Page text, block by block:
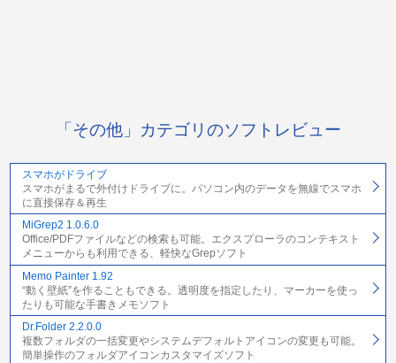
「その他」カテゴリのソフトレビュー
スマホがドライブ
スマホがまるで外付けドライブに。パソコン内のデータを無線でスマホ
に直接保存＆再生
MiGrep2 1.0.6.0
Office/PDFファイルなどの検索も可能。エクスプローラのコンテキスト
メニューからも利用できる、軽快なGrepソフト
Memo Painter 1.92
“動く壁紙”を作ることもできる。透明度を指定したり、マーカーを使っ
たりも可能な手書きメモソフト
Dr.Folder 2.2.0.0
複数フォルダの一括変更やシステムデフォルトアイコンの変更も可能。
簡単操作のフォルダアイコンカスタマイズソフト